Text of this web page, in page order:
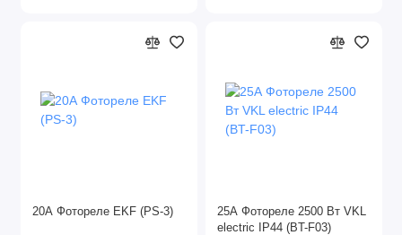
20А Фотореле EKF (PS-3)
25А Фотореле 2500 Вт VKL
electric IP44 (BT-F03)